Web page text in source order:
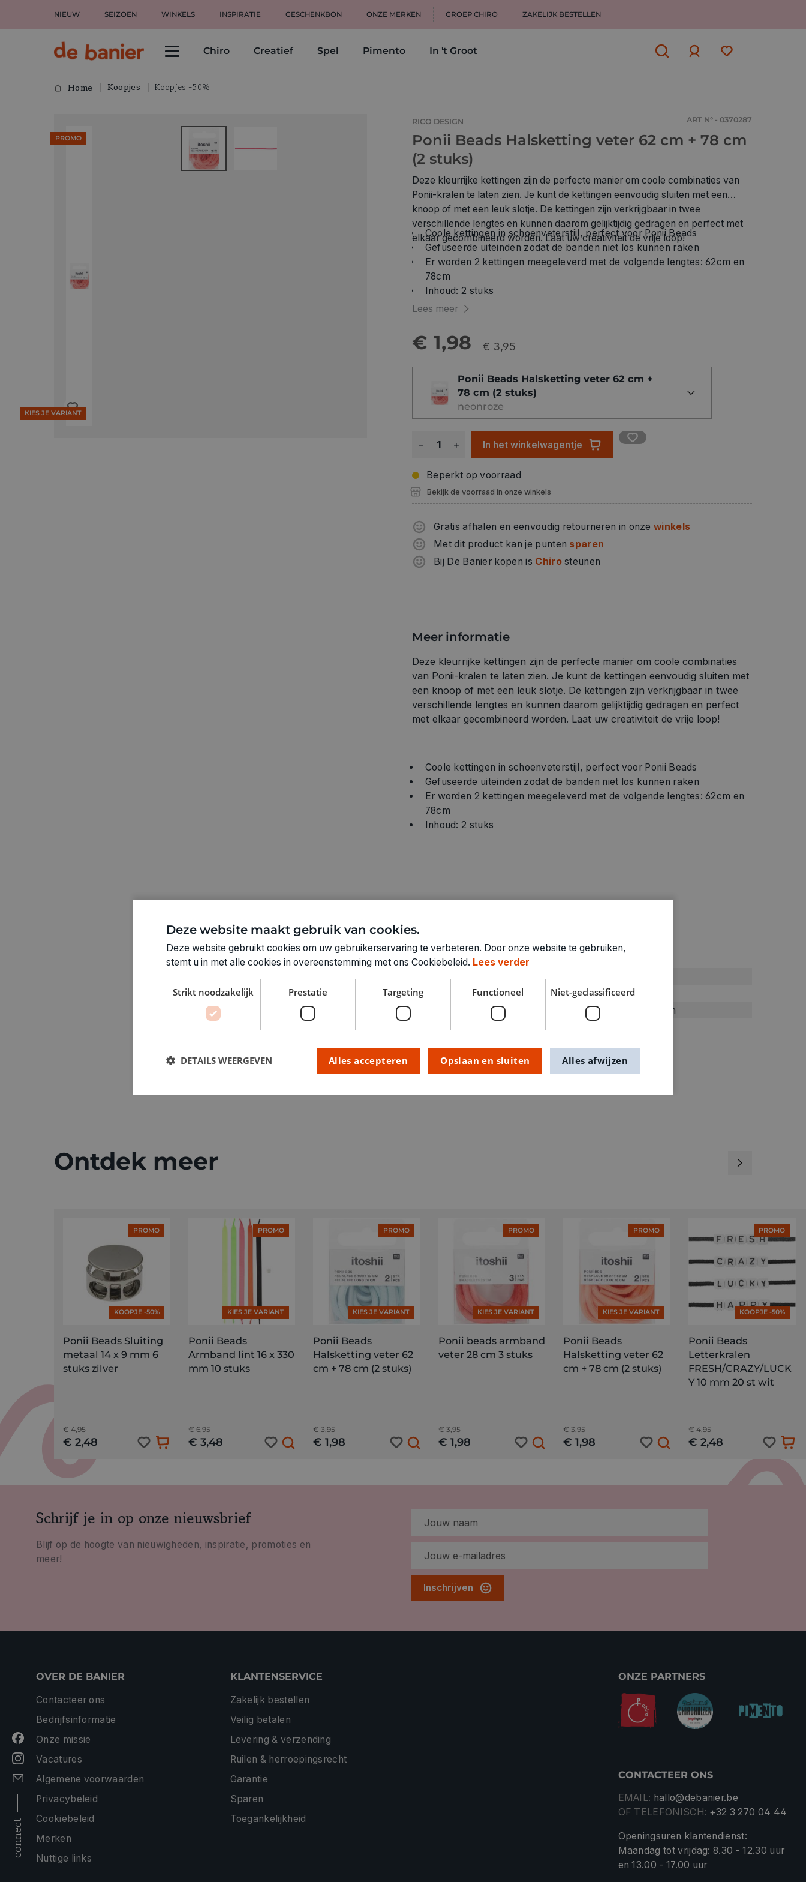
NIEUW SEIZOEN WINKELS INSPIRATIE GESCHENKBON ONZE MERKEN GROEP CHIRO ZAKELIJK BESTELLEN
Chiro Creatief Spel Pimento In 't Groot
Home Koopjes Koopjes -50%
PROMO
KIES JE VARIANT
RICO DESIGN ART N° - 0370287
Ponii Beads Halsketting veter 62 cm + 78 cm
(2 stuks)
Deze kleurrijke kettingen zijn de perfecte manier om coole combinaties van
Ponii-kralen te laten zien. Je kunt de kettingen eenvoudig sluiten met een
knoop of met een leuk slotje. De kettingen zijn verkrijgbaar in twee
verschillende lengtes en kunnen daarom gelijktijdig gedragen en perfect met
elkaar gecombineerd worden. Laat uw creativiteit de vrije loop!
Coole kettingen in schoenveterstijl, perfect voor Ponii Beads
Gefuseerde uiteinden zodat de banden niet los kunnen raken
Er worden 2 kettingen meegeleverd met de volgende lengtes: 62cm en
78cm
Inhoud: 2 stuks
Lees meer
€ 1,98 € 3,95
Ponii Beads Halsketting veter 62 cm +
78 cm (2 stuks)
neonroze
In het winkelwagentje
Beperkt op voorraad
Bekijk de voorraad in onze winkels
Gratis afhalen en eenvoudig retourneren in onzewinkels
Met dit product kan je punten sparen
Bij De Banier kopen is Chirosteunen
Meer informatie
Deze kleurrijke kettingen zijn de perfecte manier om coole combinaties
van Ponii-kralen te laten zien. Je kunt de kettingen eenvoudig sluiten met
een knoop of met een leuk slotje. De kettingen zijn verkrijgbaar in twee
verschillende lengtes en kunnen daarom gelijktijdig gedragen en perfect
met elkaar gecombineerd worden. Laat uw creativiteit de vrije loop!
Coole kettingen in schoenveterstijl, perfect voor Ponii Beads
Gefuseerde uiteinden zodat de banden niet los kunnen raken
Er worden 2 kettingen meegeleverd met de volgende lengtes: 62cm en
78cm
Inhoud: 2 stuks
Technische specificaties
Roze
LEVERANCIERSKLEUR: neonroze
Andere kralen
Ontdek meer
PROMO
KOOPJE -50%
Ponii Beads Sluiting
metaal 14 x 9 mm 6
stuks zilver
€ 4,95
€ 2,48
PROMO
KIES JE VARIANT
Ponii Beads
Armband lint 16 x 330
mm 10 stuks
€ 6,95
€ 3,48
PROMO
KIES JE VARIANT
Ponii Beads
Halsketting veter 62
cm + 78 cm (2 stuks)
€ 3,95
€ 1,98
PROMO
KIES JE VARIANT
Ponii beads armband
veter 28 cm 3 stuks
€ 3,95
€ 1,98
PROMO
KIES JE VARIANT
Ponii Beads
Halsketting veter 62
cm + 78 cm (2 stuks)
€ 3,95
€ 1,98
PROMO
KOOPJE -50%
Ponii Beads
Letterkralen
FRESH/CRAZY/LUCK
Y 10 mm 20 st wit
€ 4,95
€ 2,48
Schrijf je in op onze nieuwsbrief
Blijf op de hoogte van nieuwigheden, inspiratie, promoties en
meer!
Inschrijven
connect
OVER DE BANIER
Contacteer ons
Bedrijfsinformatie
Onze missie
Vacatures
Algemene voorwaarden
Privacybeleid
Cookiebeleid
Merken
Nuttige links
KLANTENSERVICE
Zakelijk bestellen
Veilig betalen
Levering & verzending
Ruilen & herroepingsrecht
Garantie
Sparen
Toegankelijkheid
ONZE PARTNERS
CONTACTEER ONS
EMAIL: hallo@debanier.be
OF TELEFONISCH: +32 3 270 04 44
Openingsuren klantendienst:
Maandag tot vrijdag: 8.30 - 12.30 uur
en 13.00 - 17.00 uur
Deze website maakt gebruik van cookies.
Deze website gebruikt cookies om uw gebruikerservaring te verbeteren. Door onze website te gebruiken,
stemt u in met alle cookies in overeenstemming met ons Cookiebeleid. Lees verder
Strikt noodzakelijk Prestatie Targeting Functioneel Niet-geclassificeerd
Opslaan en sluiten
Alles accepteren Alles afwijzen
DETAILS WEERGEVEN